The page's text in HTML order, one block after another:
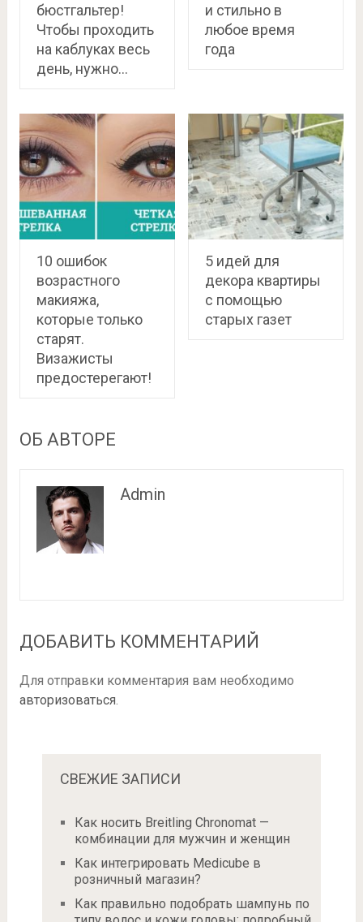
бюстгальтер!
Чтобы проходить
на каблуках весь
день, нужно…
и стильно в
любое время
года
10 ошибок
возрастного
макияжа,
которые только
старят.
Визажисты
предостерегают!
5 идей для
декора квартиры
с помощью
старых газет
ОБ АВТОРЕ
Admin
ДОБАВИТЬ КОММЕНТАРИЙ
Для отправки комментария вам необходимо
авторизоваться.
СВЕЖИЕ ЗАПИСИ
Как носить Breitling Chronomat —
комбинации для мужчин и женщин
Как интегрировать Medicube в
розничный магазин?
Как правильно подобрать шампунь по